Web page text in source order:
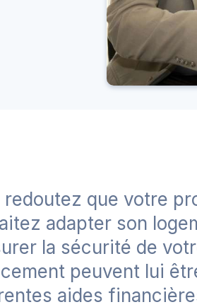
redoutez que votre
adapter son
la sécurité de
peuvent lui
aides